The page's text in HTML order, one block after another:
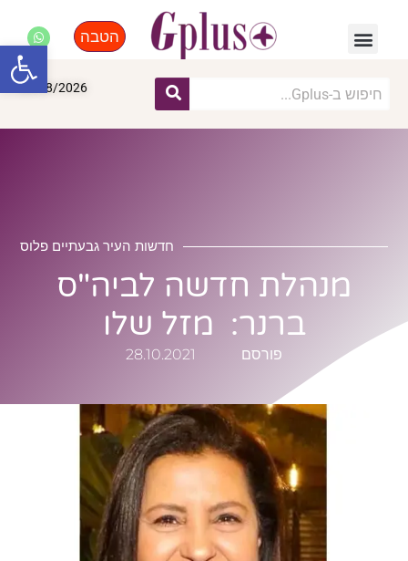
הטבה
08/08/2026
חדשות העיר גבעתיים פלוס
מנהלת חדשה לביה"ס
ברנר: מזל שלו
פורסם 28.10.2021
פתח